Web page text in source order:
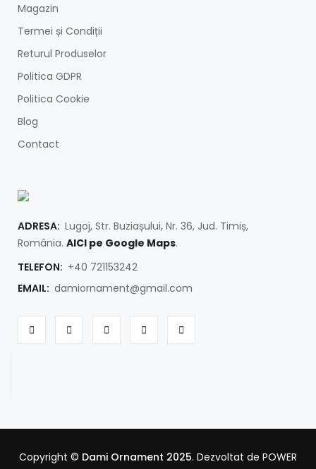
Magazin
Termei și Condiții
Returul Produselor
Politica GDPR
Politica Cookie
Blog
Contact
ADRESA: Lugoj, Str. Buziașului, Nr. 36, Jud. Timiș,
România. AICI pe Google Maps.
TELEFON: +40 721153242
EMAIL: damiornament@gmail.com
Copyright © Dami Ornament 2025. Dezvoltat de POWER